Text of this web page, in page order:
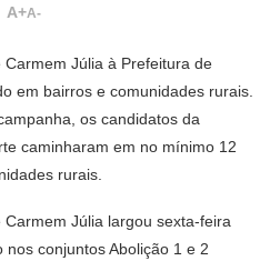
A+A-
Júlia à Prefeitura de
em bairros e comunidades rurais.
os candidatos da
caminharam em no mínimo 12
rurais.
Júlia largou sexta-feira
conjuntos Abolição 1 e 2